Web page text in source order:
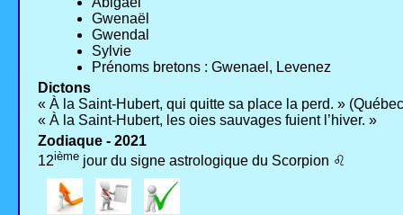
Gwenaël
Gwendal
Sylvie
Prénoms bretons : Gwenael, Levenez
Dictons
« À la Saint-Hubert, qui quitte sa place la perd. »
« À la Saint-Hubert, les oies sauvages fuient l’hiver. »
Zodiaque - 2021
12ième jour du signe astrologique du Scorpion ♌